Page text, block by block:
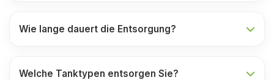
Wie lange dauert die Entsorgung?
Welche Tanktypen entsorgen Sie?